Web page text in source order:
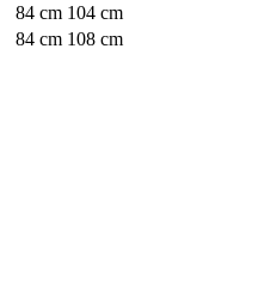
84 cm 104 cm
84 cm 108 cm